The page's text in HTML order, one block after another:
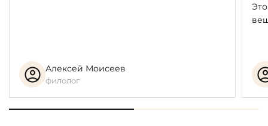
Алексей Моисеев
филолог